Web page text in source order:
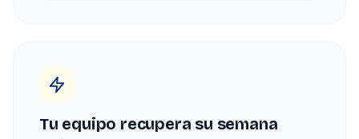
Tu equipo recupera su semana